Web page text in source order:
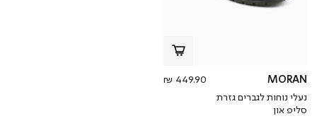
MORAN
נעלי נוחות לגברים גזרת
סליפ און
מחיר
449.90 ₪